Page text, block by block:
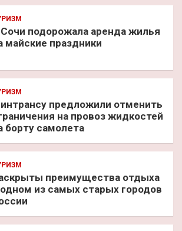
подорожала аренда жилья
майские праздники
предложили отменить
на провоз жидкостей
борту самолета
преимущества отдыха
из самых старых городов